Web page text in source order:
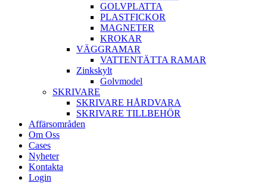
GOLVPLATTA
PLASTFICKOR
MAGNETER
KROKAR
VÄGGRAMAR
VATTENTÄTTA RAMAR
Zinkskylt
Golvmodel
SKRIVARE
SKRIVARE HÅRDVARA
SKRIVARE TILLBEHÖR
Affärsområden
Om Oss
Cases
Nyheter
Kontakta
Login